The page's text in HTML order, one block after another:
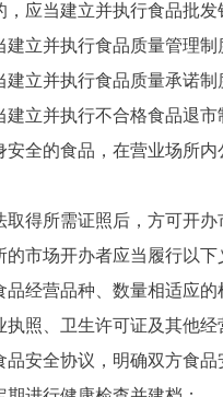
当建立并执行食品批发
并执行食品质量管理制度
并执行食品质量承诺制
并执行不合格食品退市
全的食品，在营业场所
所需证照后，方可开办
场开办者应当履行以下
营品种、数量相适应的
、卫生许可证及其他经
全协议，明确双方食品